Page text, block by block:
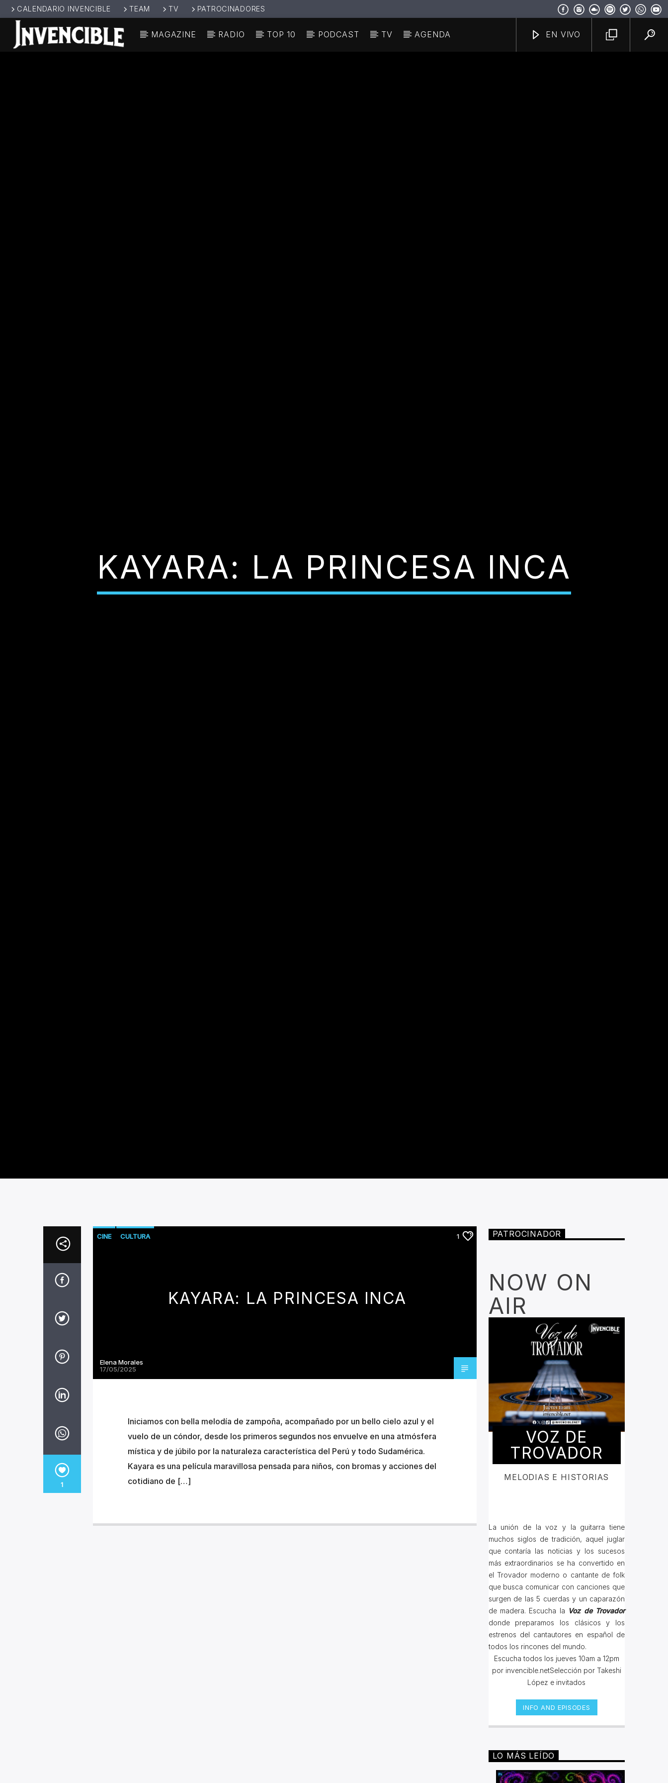
CALENDARIO INVENCIBLE TEAM TV PATROCINADORES
MAGAZINE RADIO TOP 10 PODCAST TV AGENDA EN VIVO
KAYARA: LA PRINCESA INCA
1
CINE CULTURA 1
KAYARA: LA PRINCESA INCA
Elena Morales
17/05/2025
Iniciamos con bella melodía de zampoña, acompañado por un bello cielo azul y el
vuelo de un cóndor, desde los primeros segundos nos envuelve en una atmósfera
mística y de júbilo por la naturaleza característica del Perú y todo Sudamérica.
Kayara es una película maravillosa pensada para niños, con bromas y acciones del
cotidiano de […]
PATROCINADOR
NOW ON
AIR
VOZ DE
TROVADOR
MELODIAS E HISTORIAS
La unión de la voz y la guitarra tiene
muchos siglos de tradición, aquel juglar
que contaría las noticias y los sucesos
más extraordinarios se ha convertido en
el Trovador moderno o cantante de folk
que busca comunicar con canciones que
surgen de las 5 cuerdas y un caparazón
de madera. Escucha la Voz de Trovador
donde preparamos los clásicos y los
estrenos del cantautores en español de
todos los rincones del mundo.
Escucha todos los jueves 10am a 12pm
por invencible.netSelección por Takeshi
López e invitados
INFO AND EPISODES
LO MÁS LEÍDO